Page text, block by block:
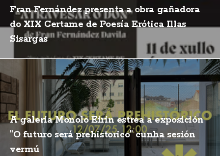
Fran Fernández presenta a obra gañadora
do XIX Certame de Poesía Erótica Illas
Sisargas
A galería Monolo Eirín estrea a exposición
"O futuro será prehistorico" cunha sesión
vermú